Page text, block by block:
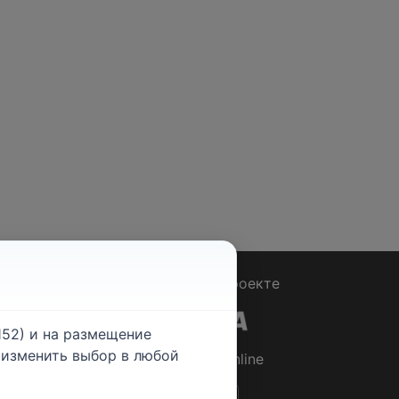
О проекте
© 2026Rabotniki.online
и на размещение
выбор в любой